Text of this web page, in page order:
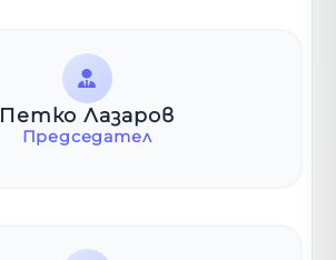
Петко Лазаров
Председател